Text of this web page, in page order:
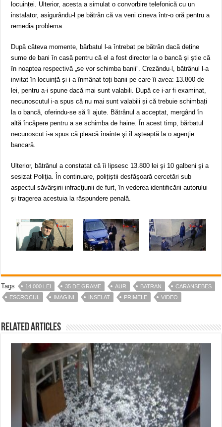
locuinței. Ulterior, acesta a simulat o convorbire telefonică cu un
instalator, asigurându-l pe bătrân că va veni cineva într-o oră pentru a
remedia problema.
După câteva momente, bărbatul l-a întrebat pe bătrân dacă deține
sume de bani în casă pentru că el a fost director la o bancă și știe că
în noaptea respectivă „se vor schimba banii”. Crezându-l, bătrânul l-a
invitat în locuință și i-a înmânat toți banii pe care îi avea: 13.800 de
lei, pentru a-i spune dacă mai sunt valabili. După ce i-ar fi examinat,
necunoscutul i-a spus că nu mai sunt valabili și că trebuie schimbați
la o bancă, oferindu-se să îl ajute. Bătrânul a acceptat, mergând în
altă încăpere pentru a se schimba de haine. În acest timp, bărbatul
necunoscut i-a spus că pleacă înainte şi îl aşteaptă la o agenţie
bancară.
Ulterior, bătrânul a constatat că îi lipsesc 13.800 lei şi 10 galbeni şi a
sesizat Poliţia. În continuare, polițiștii desfăşoară cercetări sub
aspectul săvârşirii infracţiunii de furt, în vederea identificării autorului
și tragerea acestuia la răspundere penală.
Tags 14.000 LEI 35 DE GRAME AUR BATRAN
CARANSEBES
ESCROCUL
IMAGINI INSELAT PRIMELE VIDEO
Related Articles